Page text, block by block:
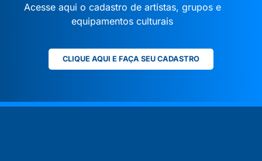
Acesse aqui o cadastro de artistas, grupos e
equipamentos culturais
CLIQUE AQUI E FAÇA SEU CADASTRO